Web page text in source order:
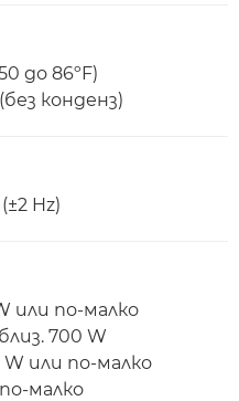
до 86ºF)
конденз)
Hz)
или по-малко
700 W
или по-малко
малко